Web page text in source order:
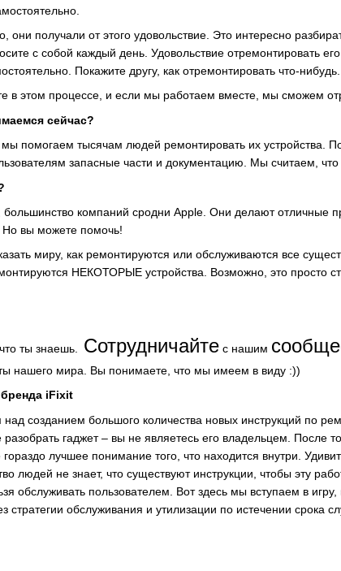
они получали от этого удовольствие. Это интересно
с собой каждый день. Удовольствие отремонтировать
Покажите другу, как отремонтировать что-нибудь.
в этом процессе, и если мы работаем вместе, мы сможем
сейчас?
помогаем тысячам людей ремонтировать их устройства.
запасные части и документацию. Мы считаем,
большинство компаний сродни Apple. Они делают отличные
Но вы можете помочь!
миру, как ремонтируются или обслуживаются все
НЕКОТОРЫЕ устройства. Возможно, это
ты знаешь. Сотрудничайте с нашим
нашего мира. Вы понимаете, что мы имеем в виду :))
iFixit
созданием большого количества новых инструкций по
гаджет – вы не являетесь его владельцем. После
гораздо лучшее понимание того, что находится внутри.
людей не знает, что существуют инструкции, чтобы эту
обслуживать пользователем. Вот здесь мы вступаем в
стратегии обслуживания и утилизации по истечении срока